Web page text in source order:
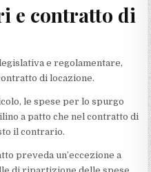
e contratto di
e regolamentare,
di locazione.
le spese per lo spurgo
a patto che nel contratto di
il contrario.
preveda un’eccezione a